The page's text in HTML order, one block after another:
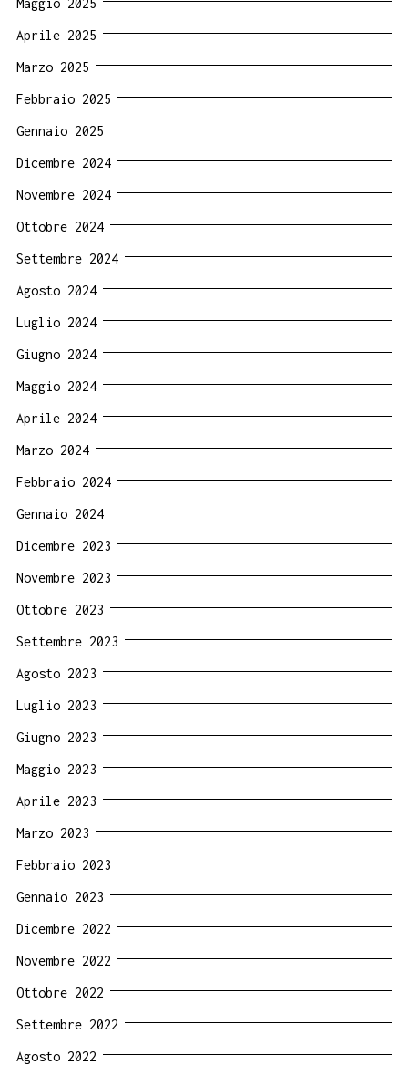
Aprile 2025
Marzo 2025
Febbraio 2025
Gennaio 2025
Dicembre 2024
Novembre 2024
Ottobre 2024
Settembre 2024
Agosto 2024
Luglio 2024
Giugno 2024
Maggio 2024
Aprile 2024
Marzo 2024
Febbraio 2024
Gennaio 2024
Dicembre 2023
Novembre 2023
Ottobre 2023
Settembre 2023
Agosto 2023
Luglio 2023
Giugno 2023
Maggio 2023
Aprile 2023
Marzo 2023
Febbraio 2023
Gennaio 2023
Dicembre 2022
Novembre 2022
Ottobre 2022
Settembre 2022
Agosto 2022